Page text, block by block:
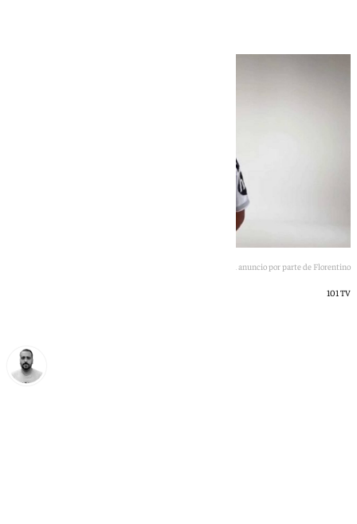
Mourinho con la camiseta del Madrid en el anuncio por parte de Florentino
101 TV